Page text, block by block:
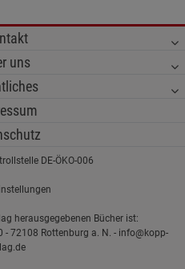
uns
DE-ÖKO-006
herausgegebenen Bücher ist:
- 72108 Rottenburg a. N. - info@kopp-